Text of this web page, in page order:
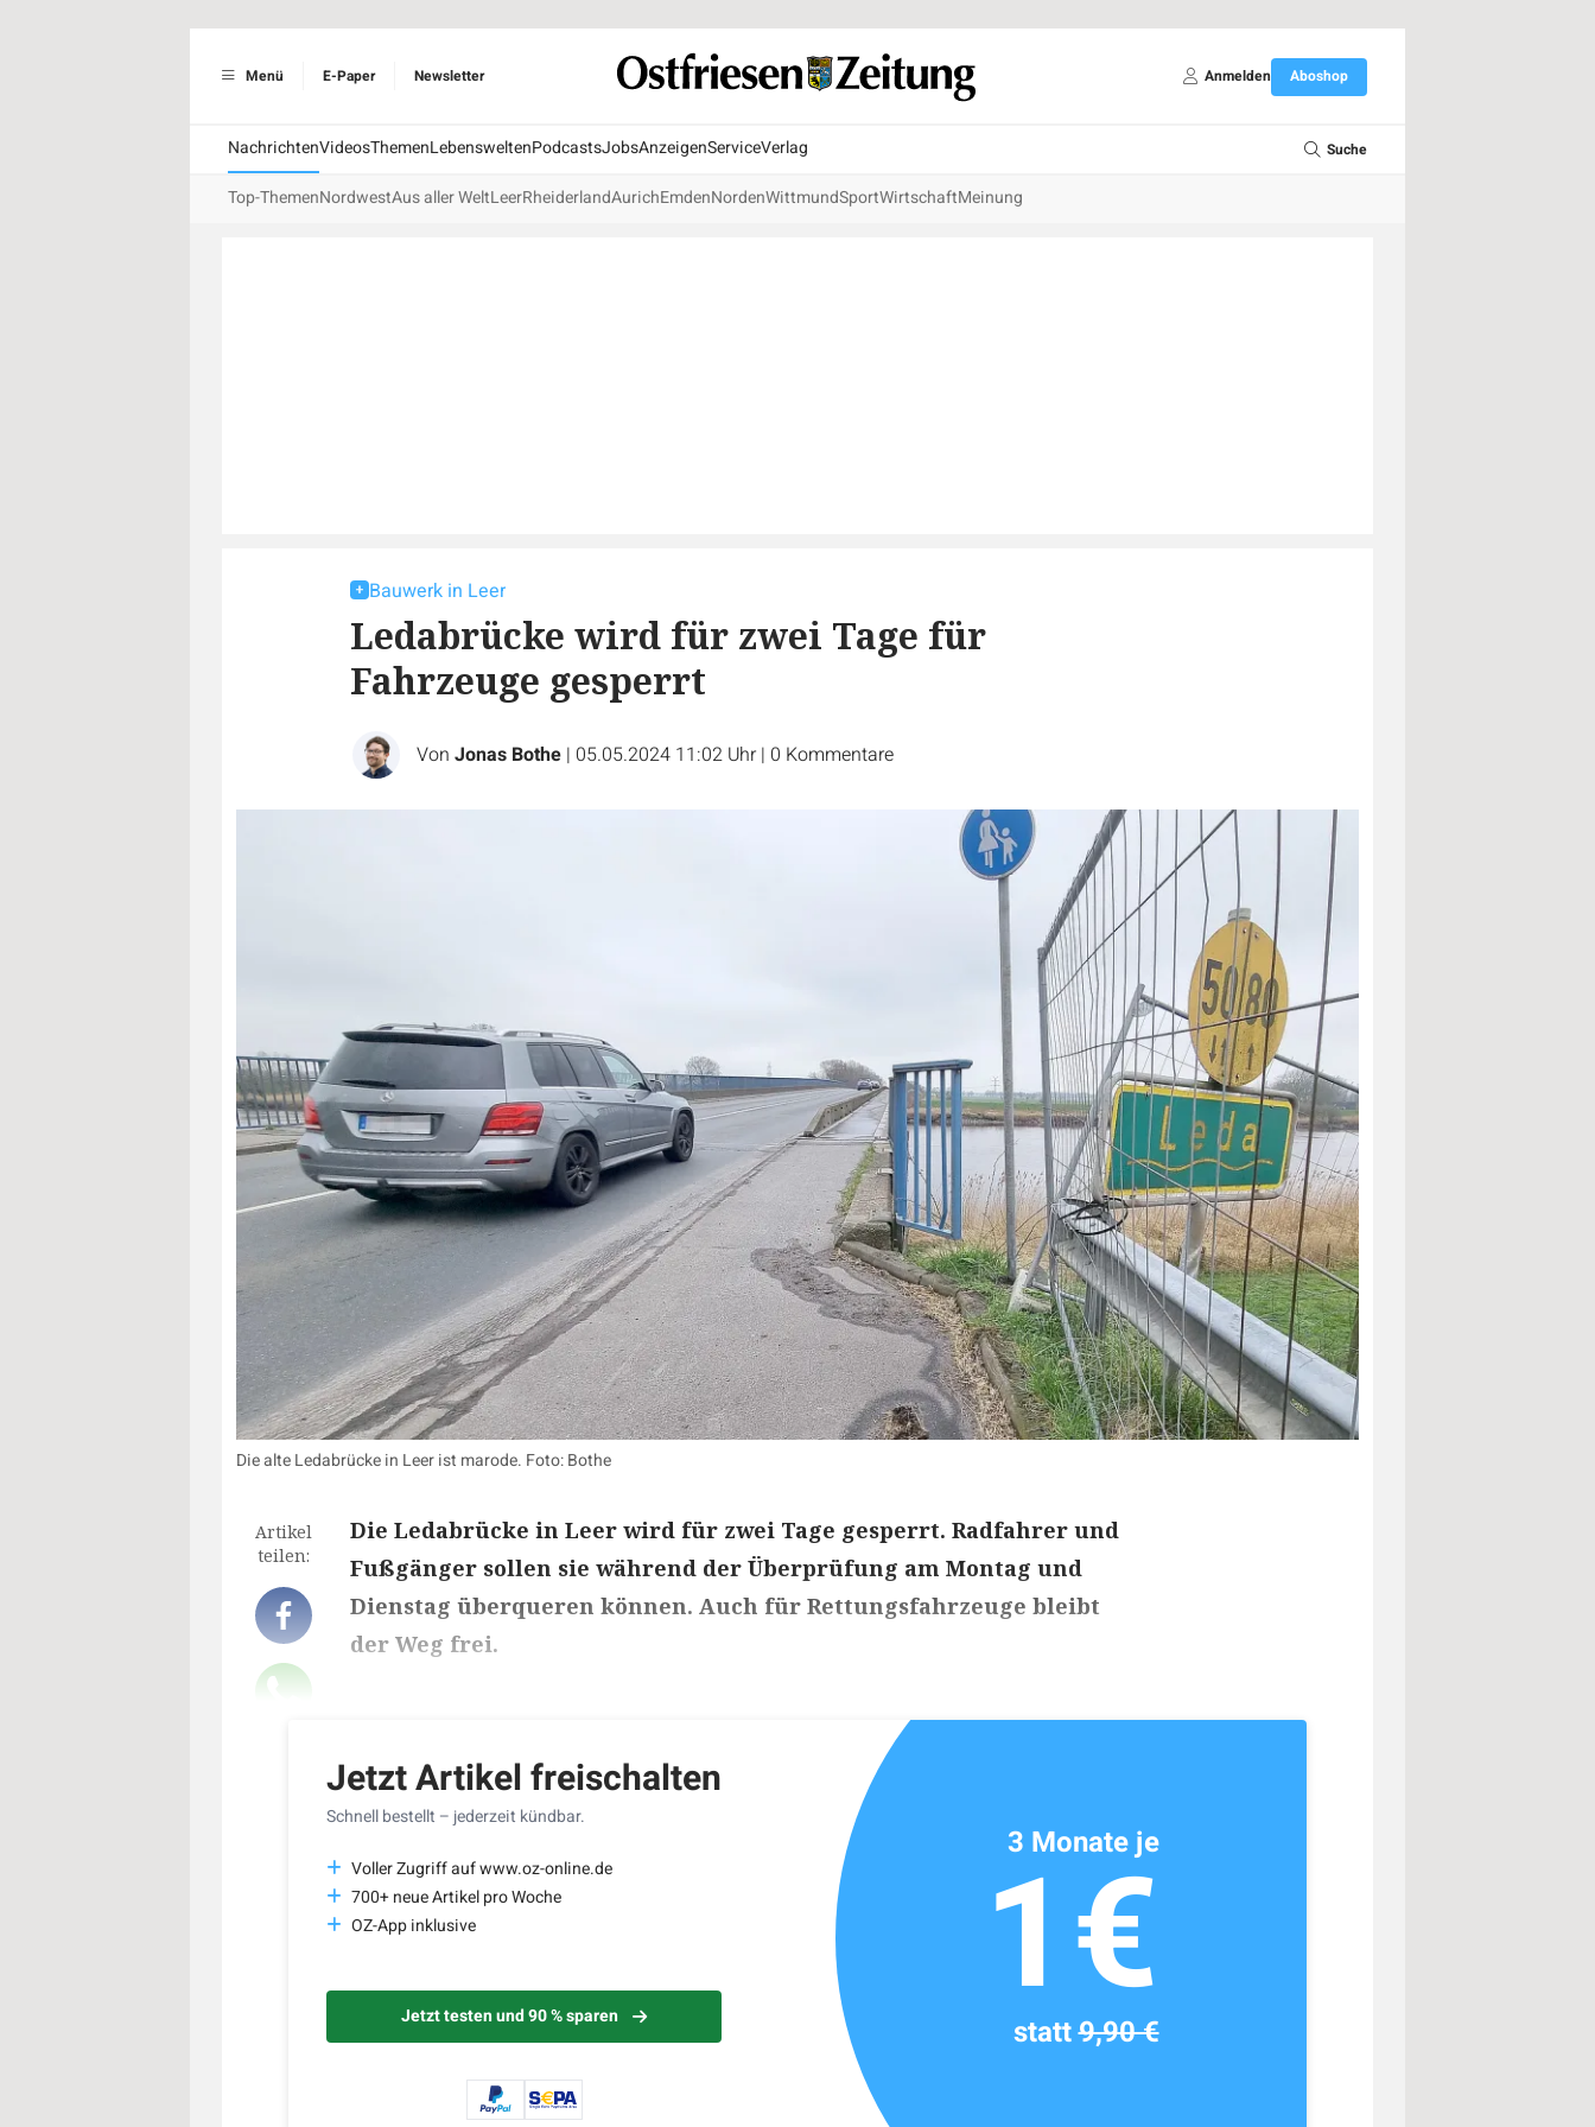
Menü E-Paper Newsletter Anmelden Aboshop
NachrichtenVideosThemenLebensweltenPodcastsJobsAnzeigenServiceVerlag Suche
Top-ThemenNordwestAus aller WeltLeerRheiderlandAurichEmdenNordenWittmundSportWirtschaftMeinung
Bauwerk in Leer
Ledabrücke wird für zwei Tage für
Fahrzeuge gesperrt
Von Jonas Bothe | 05.05.2024 11:02 Uhr | 0 Kommentare
Die alte Ledabrücke in Leer ist marode. Foto: Bothe
Artikel
teilen:
Die Ledabrücke in Leer wird für zwei Tage gesperrt. Radfahrer und
Fußgänger sollen sie während der Überprüfung am Montag und
Dienstag überqueren können. Auch für Rettungsfahrzeuge bleibt
der Weg frei.
Jetzt Artikel freischalten
Schnell bestellt – jederzeit kündbar.
Voller Zugriff auf www.oz-online.de
700+ neue Artikel pro Woche
OZ-App inklusive
Jetzt testen und 90 % sparen
3 Monate je
1€
statt9,90 €